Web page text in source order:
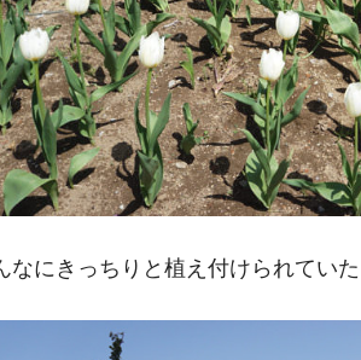
なにきっちりと植え付けられてい